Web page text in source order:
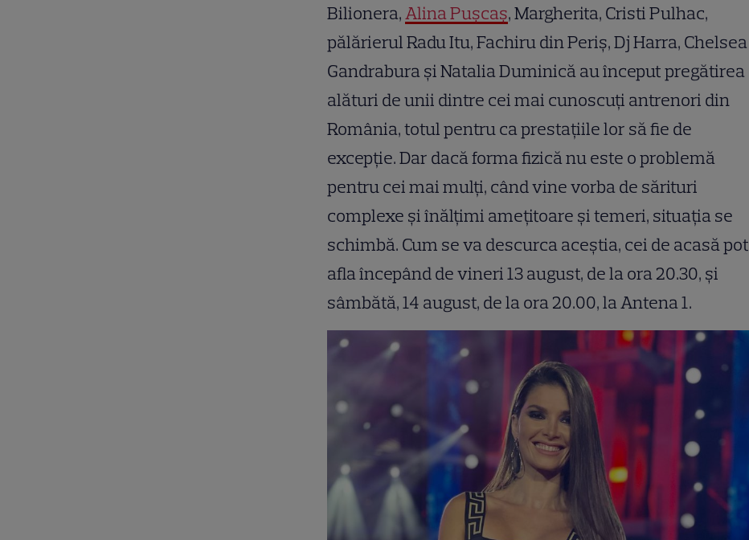
Bilionera,Alina Pușcaș, Margherita, Cristi Pulhac,
pălărierul Radu Itu, Fachiru din Periș, Dj Harra, Chelsea
Gandraburași Natalia Duminică au început pregătirea
alături de unii dintre cei mai cunoscuți antrenori din
România, totul pentru ca prestațiile lor să fie de
excepție. Dar dacă forma fizică nu este o problemă
pentru cei mai mulți, când vine vorba de sărituri
complexe și înălțimi amețitoare și temeri, situația se
schimbă. Cum se va descurca aceștia, cei de acasă pot
afla începând de vineri 13 august, de la ora 20.30, și
sâmbătă, 14 august, de la ora 20.00, la Antena 1.